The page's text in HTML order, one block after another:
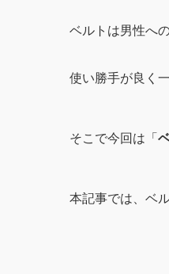
ベルトは男性へ
使い勝手が良く
そこで今回は「
本記事では、ベ